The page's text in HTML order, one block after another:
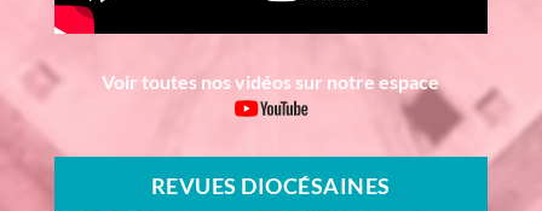
Voir toutes nos vidéos sur notre espace
REVUES DIOCÉSAINES